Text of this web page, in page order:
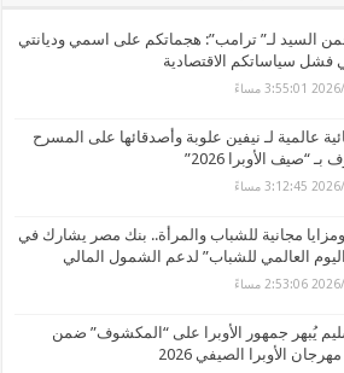
السيد لـ” ترامب”: هجماتكم على اسمي وديانتي
فشل سياساتكم الاقتصادية
مساءً
عالمية لـ نيفين علوبة وأصدقائها على المسرح
“صيف الأوبرا 2026”
مساءً
مجانية للشباب والمرأة.. بنك مصر يشارك في
العالمي للشباب” لدعم الشمول المالي
مساءً
يُبهر جمهور الأوبرا على “المكشوف” ضمن
الأوبرا الصيفي 2026